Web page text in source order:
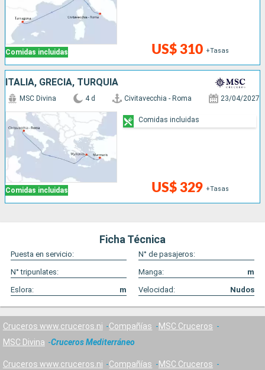
Comidas incluidas US$ 310 +Tasas
ITALIA, GRECIA, TURQUÍA
Comidas incluidas
MSC Divina 4 d Civitavecchia - Roma 23/04/2027
US$ 329 +Tasas
Comidas incluidas
Ficha Técnica
Puesta en servicio:
N° de pasajeros:
N° tripunlates:
Manga:
m
Eslora:
m Velocidad: Nudos
Cruceros www.cruceros.ni Compañías
MSC Cruceros
MSC Divina
Cruceros Mediterráneo
Cruceros www.cruceros.ni Compañías
MSC Cruceros